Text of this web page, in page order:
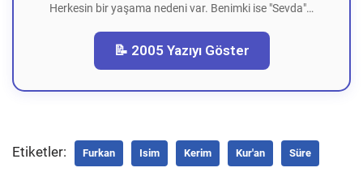
Herkesin bir yaşama nedeni var. Benimki ise "Sevda"…
📝 2005 Yazıyı Göster
Etiketler: Furkan Isim Kerim Kur'an Süre